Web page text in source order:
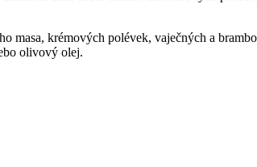
masa, krémových polévek, vaječných a
olivový olej.